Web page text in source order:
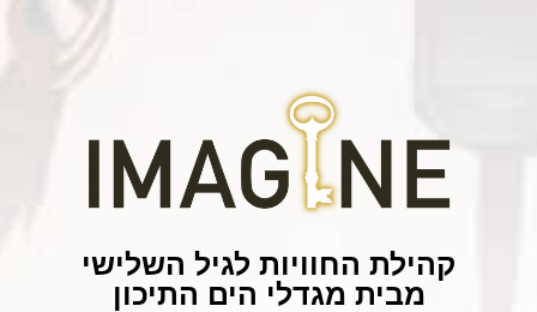
קהילת החוויות לגיל השלישי
מבית מגדלי הים התיכון